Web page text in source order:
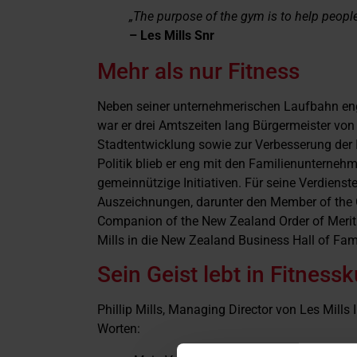
„The purpose of the gym is to help
– Les Mills Snr
Mehr als nur Fitness
Neben seiner unternehmerischen Laufbahn
war er drei Amtszeiten lang Bürgermeister
Stadtentwicklung sowie zur Verbesserung
Politik blieb er eng mit den
gemeinnützige Initiativen. Für seine
Auszeichnungen, darunter den Member of
Companion of the New Zealand Order of
Mills in die New Zealand Business Hall of
Sein Geist lebt in
Phillip Mills, Managing Director von Les Mills
Worten: